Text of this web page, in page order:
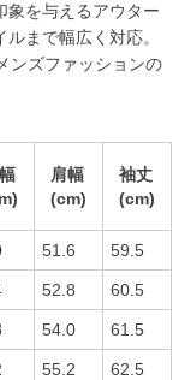
象を与えるアウター
まで幅広く対応。
ンズファッションの
肩幅
(cm)
袖丈
(cm)
51.6 59.5
52.8 60.5
54.0 61.5
55.2 62.5